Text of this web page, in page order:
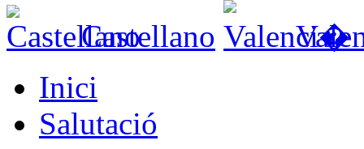
Castellano
Inici
Salutació